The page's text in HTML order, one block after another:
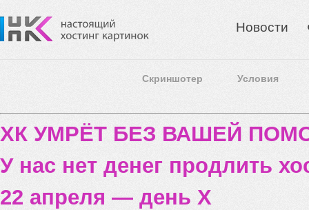
Новости
Скриншотер Условия
ХК УМРЁТ БЕЗ ВАШЕЙ
У нас нет денег продлить
22 апреля — день X